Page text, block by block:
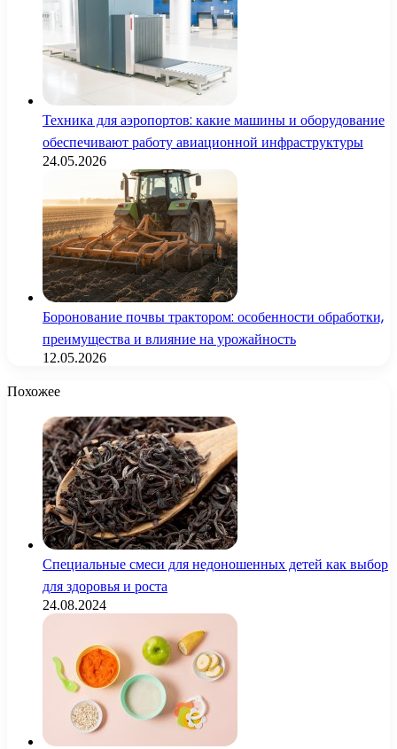
Техника для аэропортов: какие машины и оборудование
обеспечивают работу авиационной инфраструктуры
24.05.2026
Боронование почвы трактором: особенности обработки,
преимущества и влияние на урожайность
12.05.2026
Похожее
Специальные смеси для недоношенных детей как выбор
для здоровья и роста
24.08.2024